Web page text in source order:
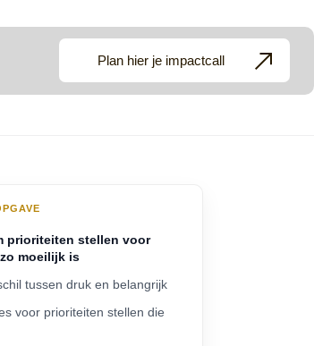
Plan hier je impactcall
prioriteiten stellen voor
moeilijk is
tussen druk en belangrijk
voor prioriteiten stellen die